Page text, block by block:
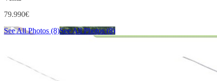
79.990€
See All Photos (8)See All Photos (8)